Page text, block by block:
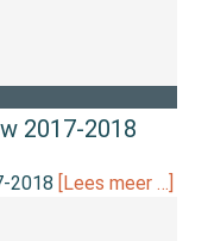
2017-2018
2018 [Lees meer …]